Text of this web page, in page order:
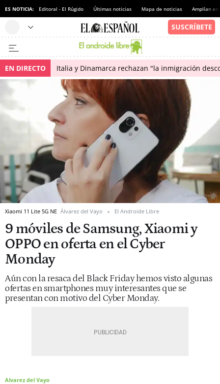
ES NOTICIA: Editoral - El Rúgido Últimas noticias Mapa de noticias Amplían
EN DIRECTO Italia y Dinamarca rechazan "la inmigración
Xiaomi 11 Lite 5G NE Álvarez del Vayo El Androide Libre
9 móviles de Samsung, Xiaomi y
OPPO en oferta en el Cyber
Monday
Aún con la resaca del Black Friday hemos visto algunas
ofertas en smartphones muy interesantes que se
presentan con motivo del Cyber Monday.
Alvarez del Vayo